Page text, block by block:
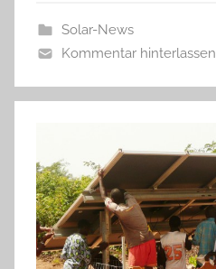
Solar-News
Kommentar hinterlassen